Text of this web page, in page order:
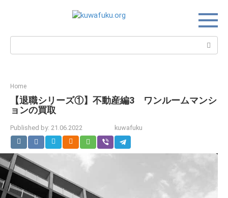
Search:
Home
【退職シリーズ①】不動産編3 ワンルームマンシ
ョンの買取
Published by: 21.06.2022 kuwafuku